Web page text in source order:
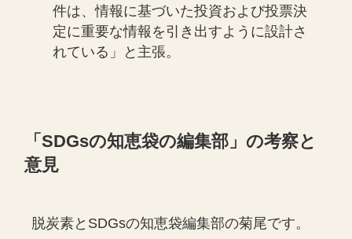
件は、情報に基づいた投資および投票決
定に重要な情報を引き出すように設計さ
れている」と主張。
「SDGsの知恵袋の編集部」の考察と
意見
脱炭素とSDGsの知恵袋編集部の菊尾です。